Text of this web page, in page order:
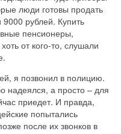
люди готовы продать
рублей. Купить
пенсионеры,
от кого-то, слушали
я позвонил в полицию.
надеялся, а просто – для
приедет. И правда,
попытались
после их звонков в